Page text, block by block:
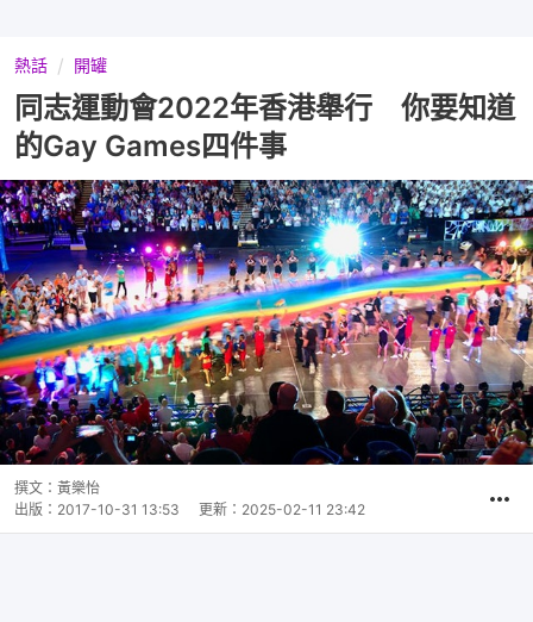
熱話 開罐
同志運動會2022年香港舉行 你要知道
的Gay Games四件事
撰文： 黃樂怡
出版： 2017-10-31 13:53 更新： 2025-02-11 23:42